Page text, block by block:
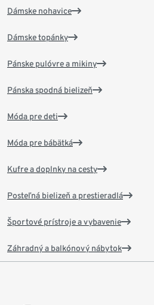
Dámske nohavice
Dámske topánky
Pánske pulóvre a mikiny
Pánska spodná bielizeň
Móda pre deti
Móda pre bábätká
Kufre a doplnky na cesty
Posteľná bielizeň a prestieradlá
Športové prístroje a vybavenie
Záhradný a balkónový nábytok